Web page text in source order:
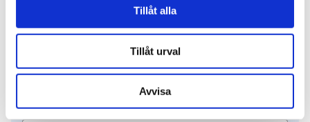
Tillåt alla
Tillåt urval
Avvisa
Organisationsnummer
Bransch